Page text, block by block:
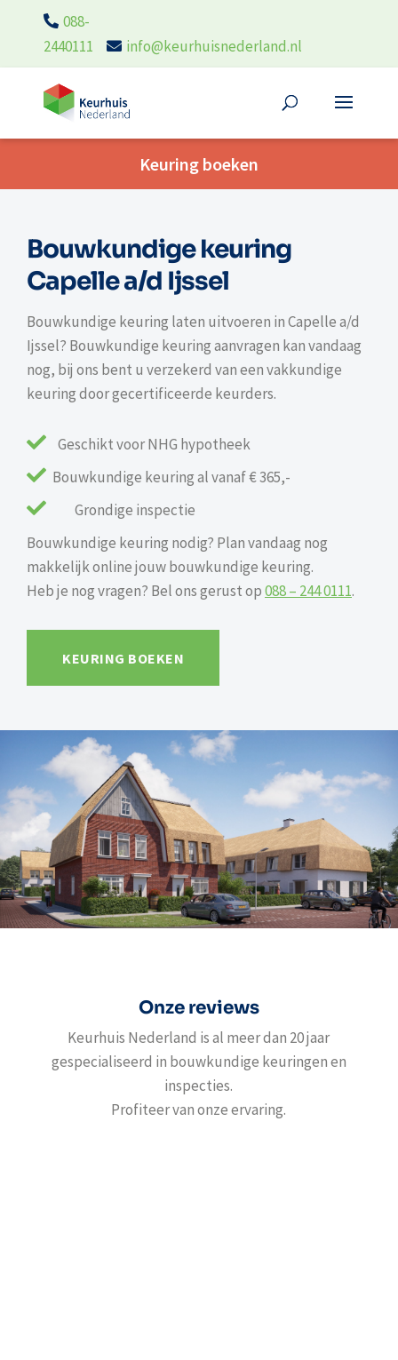
088-
2440111
info@keurhuisnederland.nl
Keuring boeken
Bouwkundige keuring
Capelle a/d Ijssel
Bouwkundige keuring laten uitvoeren in Capelle a/d
Ijssel? Bouwkundige keuring aanvragen kan vandaag
nog, bij ons bent u verzekerd van een vakkundige
keuring door gecertificeerde keurders.
 Geschikt voor NHG hypotheek
 Bouwkundige keuring al vanaf € 365,-

Grondige inspectie
Bouwkundige keuring nodig? Plan vandaag nog
makkelijk online jouw bouwkundige keuring.
Heb je nog vragen? Bel ons gerust op088 – 244 0111.
KEURING BOEKEN
Onze reviews
Keurhuis Nederland is al meer dan 20 jaar
gespecialiseerd in bouwkundige keuringen en
inspecties.
Profiteer van onze ervaring.